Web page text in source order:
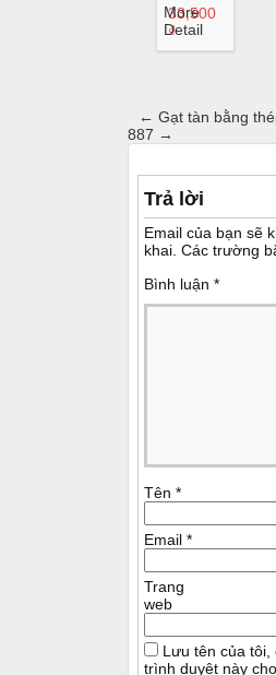
33,500
₫
More
Detail
← Gạt tàn bằng
887 →
Trả lời
Email của bạn sẽ
khai. Các trường
Bình luận *
Tên *
Email *
Trang
web
Lưu tên của tôi,
trình duyệt này